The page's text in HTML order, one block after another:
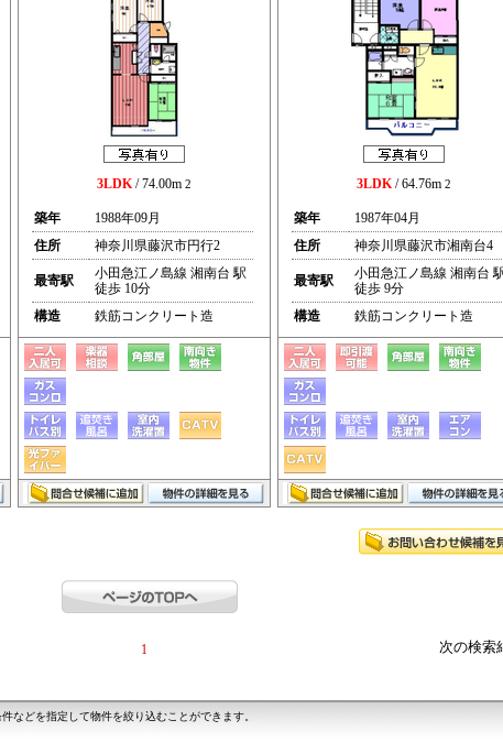
3LDK/ 74.00m 2
築年
1988年09月
住所
神奈川県藤沢市円行2
最寄駅
小田急江ノ島線 湘南台 駅
徒歩 10分
構造
鉄筋コンクリート造
3LDK/ 64.76m 2
築年
1987年04月
住所
神奈川県藤沢市湘南台4
最寄駅
小田急江ノ島線 湘南台
徒歩 9分
構造
鉄筋コンクリート造
1 次の検
などを指定して物件を絞り込むことができます。